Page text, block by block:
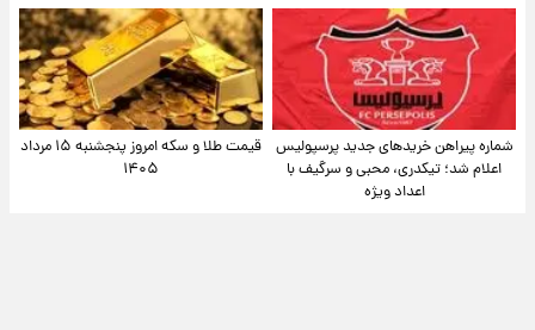
شماره پیراهن خریدهای جدید پرسپولیس
اعلام شد؛ تیکدری، محبی و سرگیف با
اعداد ویژه
قیمت طلا و سکه امروز پنجشنبه ۱۵ مرداد
۱۴۰۵